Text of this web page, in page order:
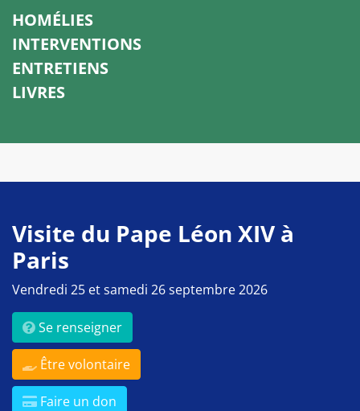
HOMÉLIES
INTERVENTIONS
ENTRETIENS
LIVRES
Visite du Pape Léon XIV à
Paris
Vendredi 25 et samedi 26 septembre 2026
Se renseigner
Être volontaire
Faire un don